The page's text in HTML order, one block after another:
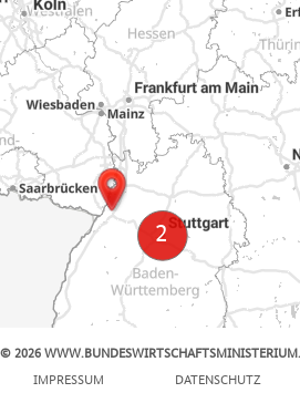
© 2026
IMPRESSUM
DATENSCHUTZ